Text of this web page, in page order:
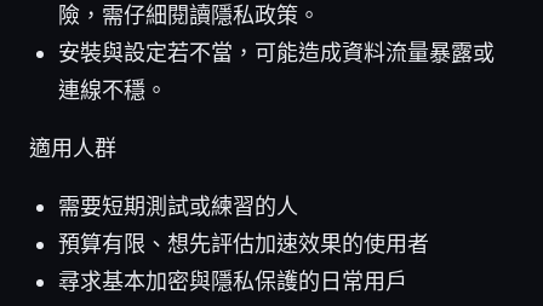
險，需仔細閱讀隱私政策。
安裝與設定若不當，可能造成資料流量暴露或
連線不穩。
適用人群
需要短期測試或練習的人
預算有限、想先評估加速效果的使用者
尋求基本加密與隱私保護的日常用戶